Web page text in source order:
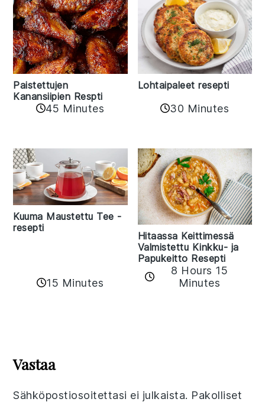
Paistettujen
Kanansiipien Respti
45 Minutes
Lohtaipaleet resepti
30 Minutes
Kuuma Maustettu Tee -
resepti
15 Minutes
Hitaassa Keittimessä
Valmistettu Kinkku- ja
Papukeitto Resepti
8 Hours 15
Minutes
Interactions
Vastaa
Sähköpostiosoitettasi ei julkaista. Pakolliset